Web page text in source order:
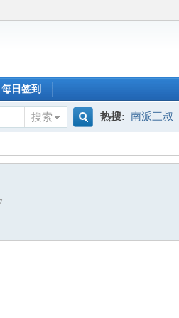
每日签到
搜索
热搜: 南派三叔